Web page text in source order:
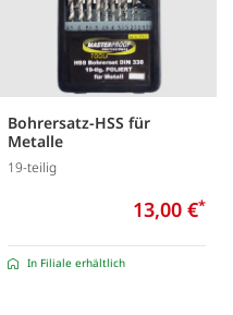
Bohrersatz-HSS für
Metalle
19-teilig
13,00 €*
In Filiale erhältlich